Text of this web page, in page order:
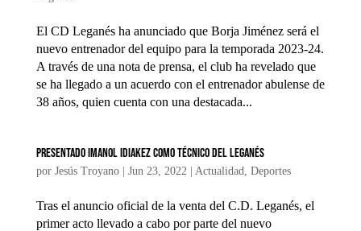
El CD Leganés ha anunciado que Borja Jiménez será el
nuevo entrenador del equipo para la temporada 2023-24.
A través de una nota de prensa, el club ha revelado que
se ha llegado a un acuerdo con el entrenador abulense de
38 años, quien cuenta con una destacada...
Presentado Imanol Idiakez como técnico del Leganés
por Jesús Troyano| Jun 23, 2022 | Actualidad Deportes
Tras el anuncio oficial de la venta del C.D. Leganés, el
primer acto llevado a cabo por parte del nuevo